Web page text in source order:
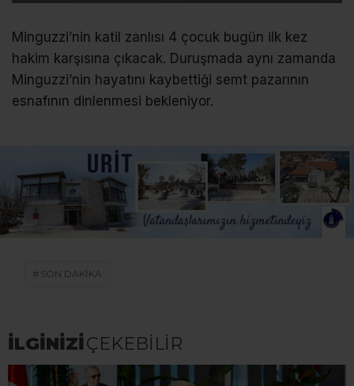
Minguzzi’nin katil zanlısı 4 çocuk bugün ilk kez
hakim karşısına çıkacak. Duruşmada aynı zamanda
Minguzzi’nin hayatını kaybettiği semt pazarının
esnafının dinlenmesi bekleniyor.
SON DAKİKA
İLGİNİZİÇEKEBİLİR